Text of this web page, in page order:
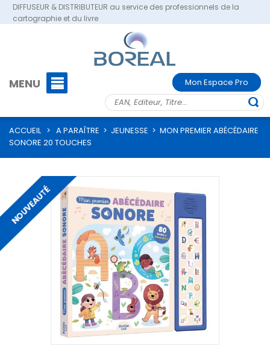
DIFFUSEUR & DISTRIBUTEUR au service des professionnels de la
cartographie et du livre
MENU Mon Espace Pro
ACCUEIL > A PARAÎTRE > JEUNESSE > MON PREMIER ABÉCÉDAIRE
SONORE 20 TOUCHES